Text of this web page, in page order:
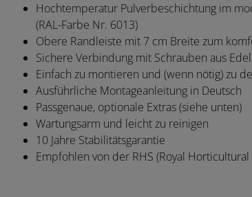
Hochtemperatur Pulverbeschichtung im
(RAL-Farbe Nr. 6013)
Obere Randleiste mit 7 cm Breite zum
Sichere Verbindung mit Schrauben aus
Einfach zu montieren und (wenn nötig) zu
Ausführliche Montageanleitung in Deutsch
Passgenaue, optionale Extras (siehe unten)
Wartungsarm und leicht zu reinigen
10 Jahre Stabilitätsgarantie
Empfohlen von der RHS (Royal Horticultural